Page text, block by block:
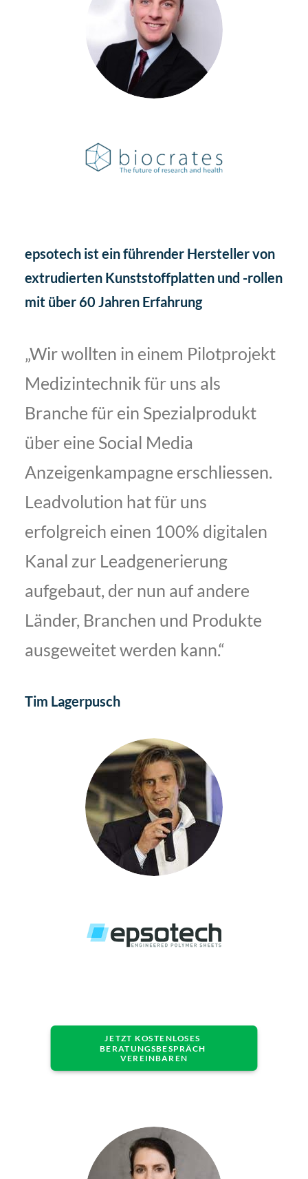
epsotech ist ein führender Hersteller von
extrudierten Kunststoffplatten und -rollen
mit über 60 Jahren Erfahrung
„Wir wollten in einem Pilotprojekt
Medizintechnik für uns als
Branche für ein Spezialprodukt
über eine Social Media
Anzeigenkampagne erschliessen.
Leadvolution hat für uns
erfolgreich einen 100% digitalen
Kanal zur Leadgenerierung
aufgebaut, der nun auf andere
Länder, Branchen und Produkte
ausgeweitet werden kann.“
Tim Lagerpusch
JETZT KOSTENLOSES
BERATUNGSBESPRÄCH
VEREINBAREN